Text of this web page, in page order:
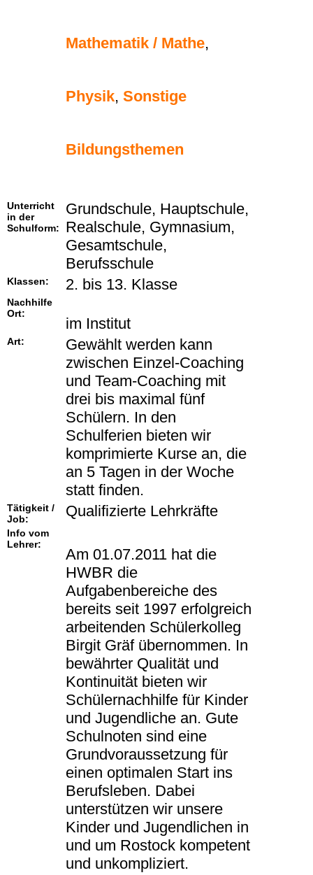
Mathematik / Mathe,
Physik, Sonstige
Bildungsthemen
Unterricht
in der
Schulform:
Grundschule, Hauptschule,
Realschule, Gymnasium,
Gesamtschule,
Berufsschule
Klassen: 2. bis 13. Klasse
Nachhilfe
Ort:
im Institut
Art:
Gewählt werden kann
zwischen Einzel-Coaching
und Team-Coaching mit
drei bis maximal fünf
Schülern. In den
Schulferien bieten wir
komprimierte Kurse an, die
an 5 Tagen in der Woche
statt finden.
Tätigkeit /
Job:
Qualifizierte Lehrkräfte
Info vom
Lehrer:
Am 01.07.2011 hat die
HWBR die
Aufgabenbereiche des
bereits seit 1997 erfolgreich
arbeitenden Schülerkolleg
Birgit Gräf übernommen. In
bewährter Qualität und
Kontinuität bieten wir
Schülernachhilfe für Kinder
und Jugendliche an. Gute
Schulnoten sind eine
Grundvoraussetzung für
einen optimalen Start ins
Berufsleben. Dabei
unterstützen wir unsere
Kinder und Jugendlichen in
und um Rostock kompetent
und unkompliziert.